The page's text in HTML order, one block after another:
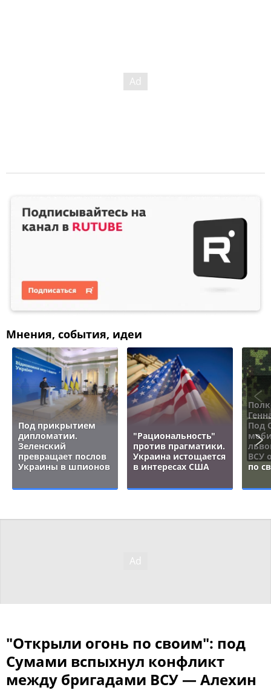
Мнения, события, идеи
Под прикрытием
дипломатии.
Зеленский
превращает послов
Украины в шпионов
"Рациональность"
против прагматики.
Украина истощается
в интересах США
Под
ВСУ
по
"Открыли огонь по своим": под
Сумами вспыхнул конфликт
между бригадами ВСУ — Алехин